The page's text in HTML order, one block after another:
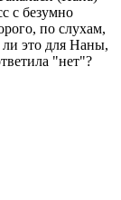
с безумно
по слухам,
это для Наны,
"нет"?